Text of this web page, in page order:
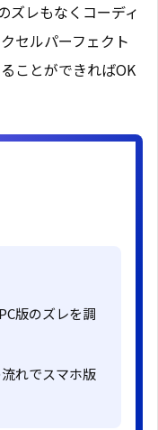
ズレもなくコーディ
セルパーフェクト
ことができればOK
版のズレを調
れでスマホ版